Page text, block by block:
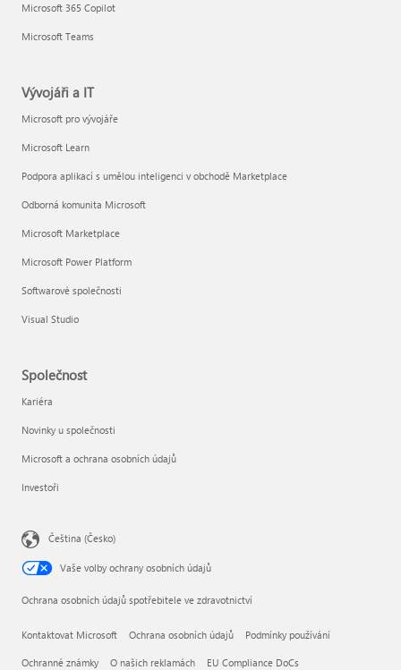
Microsoft 365 Copilot
Microsoft Teams
Vývojáři a IT
Microsoft pro vývojáře
Microsoft Learn
Podpora aplikací s umělou inteligenci v obchodě Marketplace
Odborná komunita Microsoft
Microsoft Marketplace
Microsoft Power Platform
Softwarové společnosti
Visual Studio
Společnost
Kariéra
Novinky u společnosti
Microsoft a ochrana osobních údajů
Investoři
Čeština (Česko)
Vaše volby ochrany osobních údajů
Ochrana osobních údajů spotřebitele ve zdravotnictví
Kontaktovat Microsoft Ochrana osobních údajů Podmínky používání
Ochranné známky O našich reklamách EU Compliance DoCs